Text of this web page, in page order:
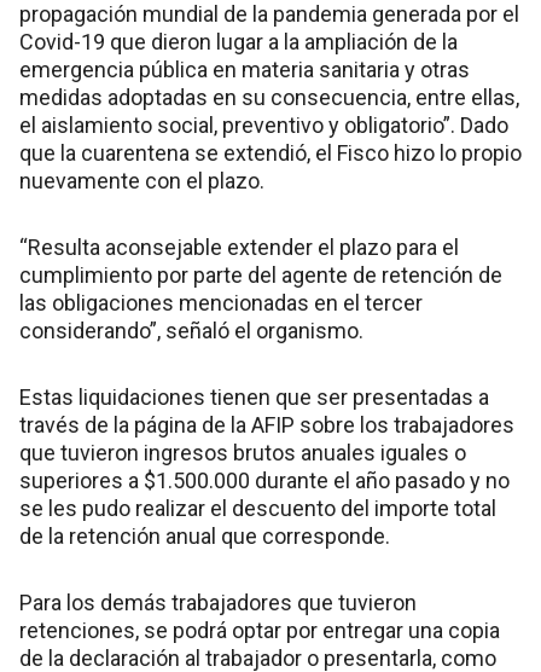
propagación mundial de la pandemia generada por el
Covid-19 que dieron lugar a la ampliación de la
emergencia pública en materia sanitaria y otras
medidas adoptadas en su consecuencia, entre ellas,
el aislamiento social, preventivo y obligatorio”. Dado
que la cuarentena se extendió, el Fisco hizo lo propio
nuevamente con el plazo.
“Resulta aconsejable extender el plazo para el
cumplimiento por parte del agente de retención de
las obligaciones mencionadas en el tercer
considerando”, señaló el organismo.
Estas liquidaciones tienen que ser presentadas a
través de la página de la AFIP sobre los trabajadores
que tuvieron ingresos brutos anuales iguales o
superiores a $1.500.000 durante el año pasado y no
se les pudo realizar el descuento del importe total
de la retención anual que corresponde.
Para los demás trabajadores que tuvieron
retenciones, se podrá optar por entregar una copia
de la declaración al trabajador o presentarla, como